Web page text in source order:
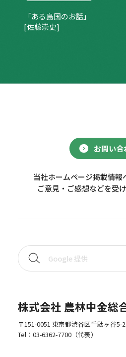
「ある島国のお話」
[佐藤崇史]
お問い合
当社ホームページ掲載情報
ご意見・ご感想などを受
株式会社 農林中金総
〒151-0051 東京都渋谷区千駄ヶ谷5-
Tel： 03-6362-7700（代表）